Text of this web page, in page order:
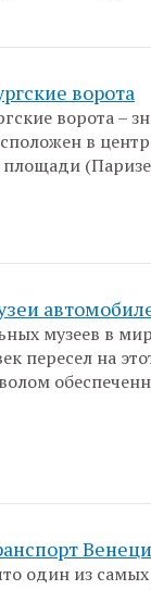
ворота
ворота –
в
музеев в
пересел на
один из